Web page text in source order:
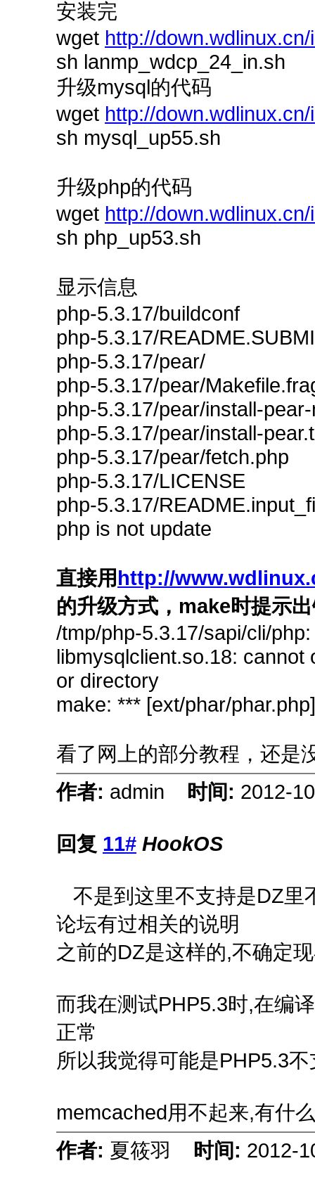
安装完
wget http://
sh lanmp_wdcp_24_in.sh
升级mysql的代码
wget http://
sh mysql_up55.sh
升级php的代码
wget http://
sh php_up53.sh
显示信息
php-5.3.17/buildconf
php-5.3.17/
php-5.3.17/pear/
php-5.3.17/pear/
php-5.3.17/pear/install-
php-5.3.17/pear/install-
php-5.3.17/pear/fetch.php
php-5.3.17/LICENSE
php-5.3.17/
php is not update
直接用 http://
的升级方式，make时提示
/tmp/php-5.3.17/sapi/cli/
libmysqlclient.so.18:
or directory
make: *** [ext/phar/
看了网上的部分教程，还是
作者: admin 时间: 2012-
回复 11# HookOS
不是到这里不支持是DZ里
论坛有过相关的说明
之前的DZ是这样的,不确定
而我在测试PHP5.3时,在编
正常
所以我觉得可能是PHP5.3
memcached用不起来,有什
作者: 夏筱羽 时间: 2012-